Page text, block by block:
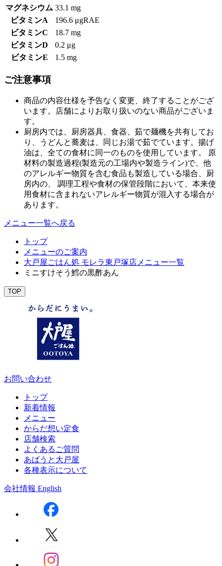
マグネシウム 33.1 mg
ビタミンA
196.6 μgRAE
ビタミンC
18.7 mg
ビタミンD
0.2 μg
ビタミンE
1.5 mg
ご注意事項
商品の内容仕様を予告なく変更、終了することがござ
います。店舗によりお取り扱いのない商品がございま
す。
厨房内では、厨房器具、食器、茹で麺機を共有してお
り、うどんと蕎麦は、同じお湯で茹でています。揚げ
油は、全ての食材に同一のものを使用しています。 原
材料の製造過程(製造元の工場内や製造ライン)で、他
のアレルギー物質を含む食品も製造している場合、厨
房内の、 調理工程や食材の保管段階において、本来使
用食材に含まれないアレルギー物質が混入する場合が
あります。
メニュー一覧へ戻る
トップ
メニューのご案内
大戸屋ごはん処 モレラ東戸塚店メニュー一覧
ミニすけそう鱈の黒酢あん
TOP
お問い合わせ
トップ
新着情報
メニュー
からだ想い定食
店舗検索
よくあるご質問
あばうと大戸屋
各種表示について
会社情報 English